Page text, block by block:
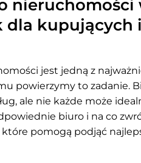
nieruchomości
dla kupujących i
jest jedną z
powierzymy to zadanie.
ale nie każde może
biuro i na co
pomogą podjąć